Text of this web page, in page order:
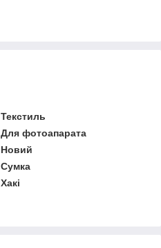
Текстиль
Для фотоапарата
Новий
Сумка
Хакі